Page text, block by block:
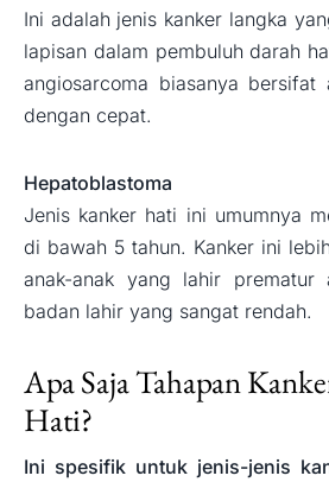
Ini adalah jenis kanker langka
lapisan dalam pembuluh darah
angiosarcoma biasanya
dengan cepat.
Hepatoblastoma
Jenis kanker hati ini umumnya
di bawah 5 tahun. Kanker ini
anak-anak yang lahir prematur
badan lahir yang sangat rendah.
Apa Saja Tahapan
Hati?
Ini spesifik untuk jenis-jenis